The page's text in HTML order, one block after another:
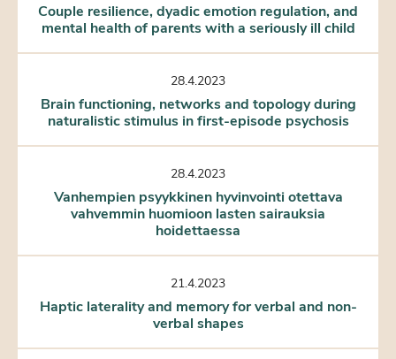
Couple resilience, dyadic emotion regulation, and
mental health of parents with a seriously ill child
28.4.2023
Brain functioning, networks and topology during
naturalistic stimulus in first-episode psychosis
28.4.2023
Vanhempien psyykkinen hyvinvointi otettava
vahvemmin huomioon lasten sairauksia
hoidettaessa
21.4.2023
Haptic laterality and memory for verbal and non-
verbal shapes